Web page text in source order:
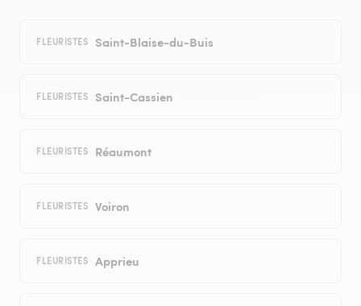
FLEURISTES Saint-Blaise-du-Buis
FLEURISTES Saint-Cassien
FLEURISTES Réaumont
FLEURISTES Voiron
FLEURISTES Apprieu